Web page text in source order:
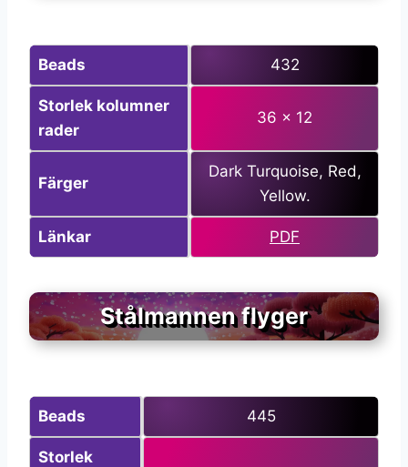
Beads 432
Storlek kolumner
rader
36 x 12
Färger
Dark Turquoise, Red,
Yellow.
Länkar PDF
Stålmannen flyger
Beads 445
Storlek